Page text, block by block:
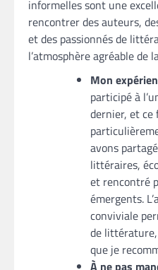
informelles sont une
rencontrer des auteurs,
et des passionnés de
l’atmosphère agréable de
Mon
participé à
dernier, et ce
avons
littéraires,
et rencontré
émergents.
conviviale
de littérature,
que je
À ne pas